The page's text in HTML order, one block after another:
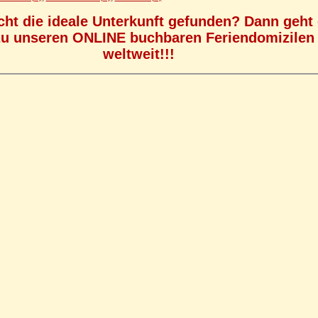
die ideale Unterkunft gefunden? Dann geht
unseren ONLINE buchbaren Feriendomizilen
weltweit!!!